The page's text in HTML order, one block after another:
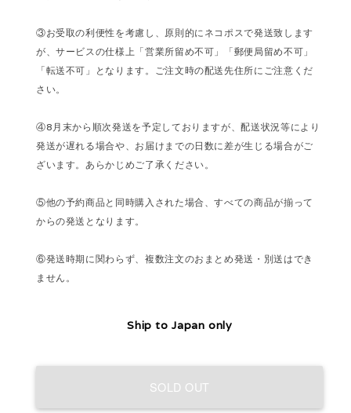
③お受取の利便性を考慮し、原則的にネコポスで発送致します
が、サービスの仕様上「営業所留め不可」「郵便局留め不可」
「転送不可」となります。ご注文時の配送先住所にご注意くだ
さい。
④8月末から順次発送を予定しておりますが、配送状況等により
発送が遅れる場合や、お届けまでの日数に差が生じる場合がご
ざいます。あらかじめご了承ください。
⑤他の予約商品と同時購入された場合、すべての商品が揃って
からの発送となります。
⑥発送時期に関わらず、複数注文のおまとめ発送・別送はでき
ません。
Ship to Japan only
SOLD OUT